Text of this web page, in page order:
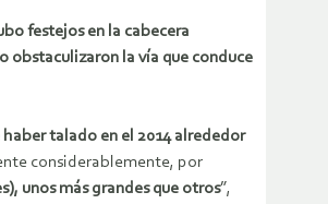
festejos en la cabecera
obstaculizaron la vía que conduce
talado en el 2014 alrededor
considerablemente, por
unos más grandes que otros”,